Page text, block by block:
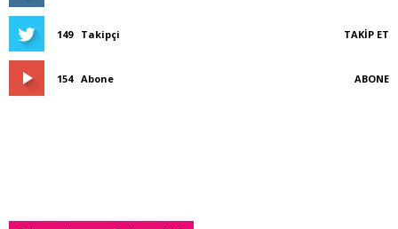
149 Takipçi TAKIP ET
154 Abone ABONE